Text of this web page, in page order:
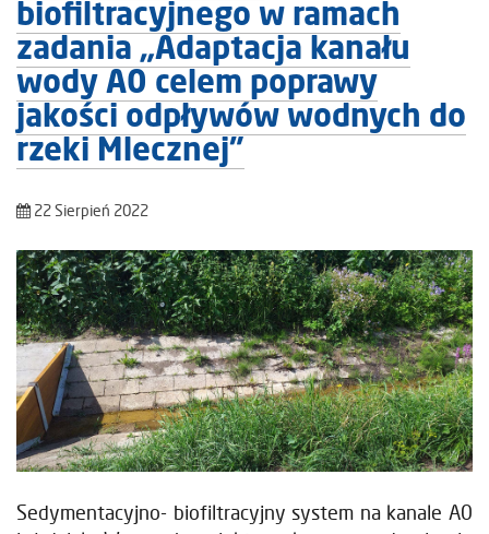
biofiltracyjnego w ramach
zadania „Adaptacja kanału
wody A0 celem poprawy
jakości odpływów wodnych do
rzeki Mlecznej”
22 Sierpień 2022
Sedymentacyjno- biofiltracyjny system na kanale A0